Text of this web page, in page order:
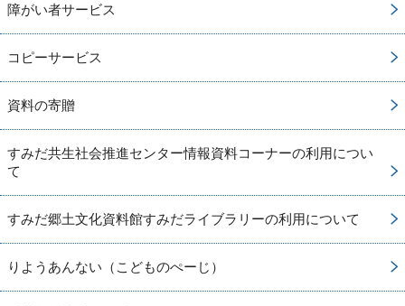
障がい者サービス
コピーサービス
資料の寄贈
すみだ共生社会推進センター情報資料コーナーの利用につい
て
すみだ郷土文化資料館すみだライブラリーの利用について
りようあんない（こどものぺーじ）